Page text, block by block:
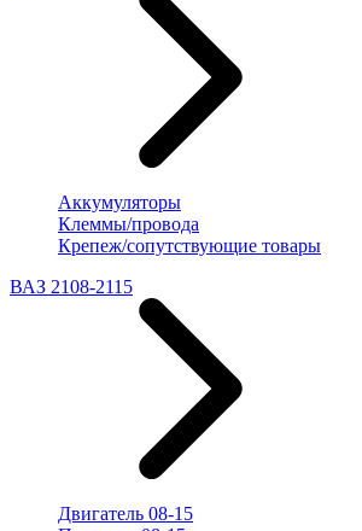
Аккумуляторы
Клеммы/провода
Крепеж/сопутствующие товары
ВАЗ 2108-2115
Двигатель 08-15